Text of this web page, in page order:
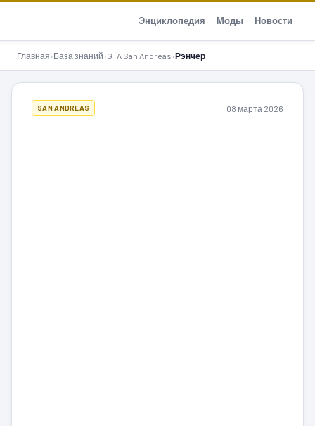
Энциклопедия Моды Новости
Главная›База знаний›GTA San Andreas›Рэнчер
SAN ANDREAS 08 марта 2026